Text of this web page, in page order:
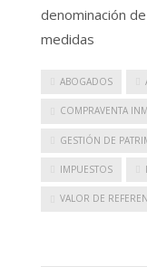
denominación
medidas
ABOGADOS
COMPRAVENTA
GESTIÓN DE
IMPUESTOS
VALOR DE